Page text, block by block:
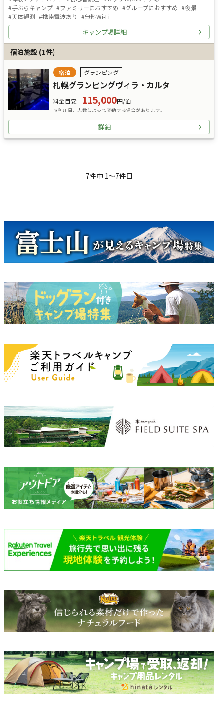
#手ぶらキャンプ #ファミリーにおすすめ #グループにおすすめ #夜景
#天体観測 #携帯電波あり #無料Wi-Fi
キャンプ場詳細
宿泊施設 (1件)
宿泊 グランピング
札幌グランピングヴィラ・カルタ
料金目安: 115,000円/泊
※利用日、人数によって変動する場合があります。
詳細
7件中 1〜7件目
キャンペーン